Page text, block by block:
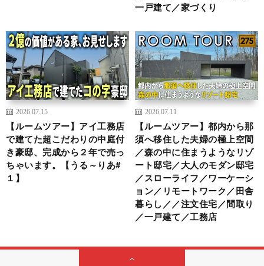
一戸建て／家づくり
2026.07.15
【ルームツアー】アイ工務店
で建てた超こだわりの中庭付
き豪邸、完成から２年で売っ
ちゃいます。【うる～りあ#
１】
2026.07.11
【ルームツアー】都内から那
須へ移住した夫婦の極上空間
／森の中に住まうようなリゾ
ート邸宅／大人のモダン邸宅
／スローライフ／ワーケーシ
ョン／リモートワーク／田舎
暮らし／／注文住宅／間取り
／一戸建て／工務店